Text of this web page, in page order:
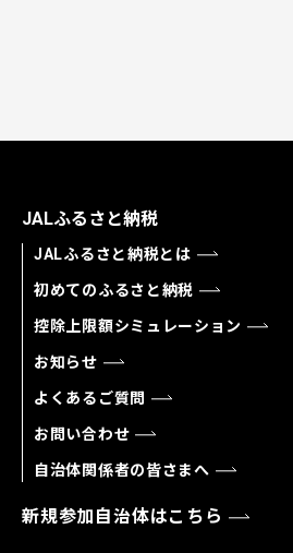
JALふるさと納税
JALふるさと納税とは
初めてのふるさと納税
控除上限額シミュレーション
お知らせ
よくあるご質問
お問い合わせ
自治体関係者の皆さまへ
新規参加自治体はこちら